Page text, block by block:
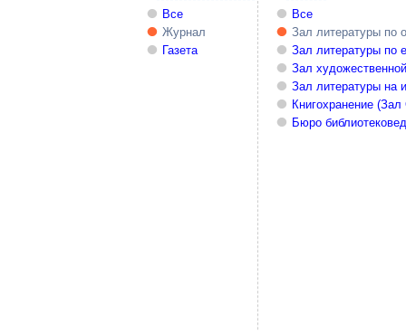
Все
Журнал
Газета
Все
Зал литературы по
Зал литературы по
Зал
Зал литературы на
Книгохранение
Бюро